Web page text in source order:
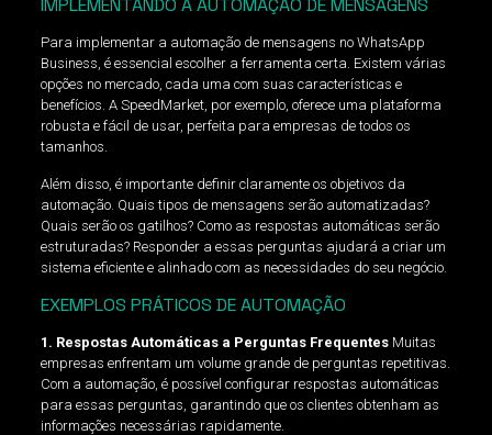
IMPLEMENTANDO A AUTOMAÇÃO DE MENSAGENS
Para implementar a automação de mensagens no WhatsApp
Business, é essencial escolher a ferramenta certa. Existem várias
opções no mercado, cada uma com suas características e
benefícios. A SpeedMarket, por exemplo, oferece uma plataforma
robusta e fácil de usar, perfeita para empresas de todos os
tamanhos.
Além disso, é importante definir claramente os objetivos da
automação. Quais tipos de mensagens serão automatizadas?
Quais serão os gatilhos? Como as respostas automáticas serão
estruturadas? Responder a essas perguntas ajudará a criar um
sistema eficiente e alinhado com as necessidades do seu negócio.
EXEMPLOS PRÁTICOS DE AUTOMAÇÃO
1. Respostas Automáticas a Perguntas FrequentesMuitas
empresas enfrentam um volume grande de perguntas repetitivas.
Com a automação, é possível configurar respostas automáticas
para essas perguntas, garantindo que os clientes obtenham as
informações necessárias rapidamente.